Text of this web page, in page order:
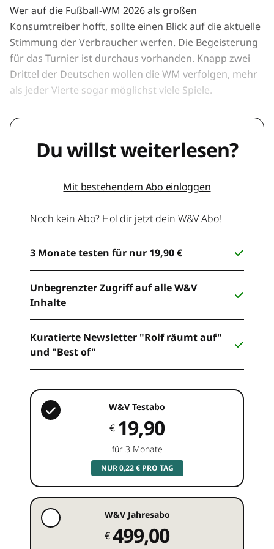
Wer auf die Fußball-WM 2026 als großen
Konsumtreiber hofft, sollte einen Blick auf die aktuelle
Stimmung der Verbraucher werfen. Die Begeisterung
für das Turnier ist durchaus vorhanden. Knapp zwei
Drittel der Deutschen wollen die WM verfolgen, mehr
als jeder Vierte sogar möglichst viele Spiele.
Du willst weiterlesen?
Mit bestehendem Abo einloggen
Noch kein Abo? Hol dir jetzt dein W&V Abo!
3 Monate testen für nur 19,90 €
Unbegrenzter Zugriff auf alle W&V
Inhalte
Kuratierte Newsletter "Rolf räumt auf"
und "Best of"
W&V Testabo
€ 19,90
für 3 Monate
NUR 0,22 € PRO TAG
W&V Jahresabo
€499,00